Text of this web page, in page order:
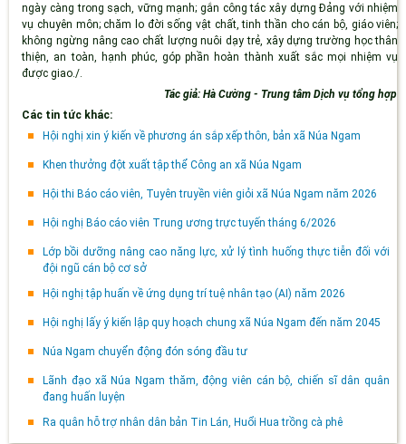
ngày càng trong sạch, vững mạnh; gắn công tác xây dựng Đảng với nhiệm
vụ chuyên môn; chăm lo đời sống vật chất, tinh thần cho cán bộ, giáo viên;
không ngừng nâng cao chất lượng nuôi dạy trẻ, xây dựng trường học thân
thiện, an toàn, hạnh phúc, góp phần hoàn thành xuất sắc mọi nhiệm vụ
được giao./.
Tác giả: Hà Cường - Trung tâm Dịch vụ tổng hợp
Các tin tức khác:
Hội nghị xin ý kiến về phương án sắp xếp thôn, bản xã Núa Ngam
Khen thưởng đột xuất tập thể Công an xã Núa Ngam
Hội thi Báo cáo viên, Tuyên truyền viên giỏi xã Núa Ngam năm 2026
Hội nghị Báo cáo viên Trung ương trực tuyến tháng 6/2026
Lớp bồi dưỡng nâng cao năng lực, xử lý tình huống thực tiễn đối với
đội ngũ cán bộ cơ sở
Hội nghị tập huấn về ứng dụng trí tuệ nhân tạo (AI) năm 2026
Hội nghị lấy ý kiến lập quy hoạch chung xã Núa Ngam đến năm 2045
Núa Ngam chuyển động đón sóng đầu tư
Lãnh đạo xã Núa Ngam thăm, động viên cán bộ, chiến sĩ dân quân
đang huấn luyện
Ra quân hỗ trợ nhân dân bản Tin Lán, Huổi Hua trồng cà phê